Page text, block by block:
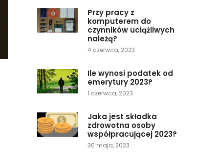
Przy pracy z
komputerem do
czynników uciążliwych
należą?
4 czerwca, 2023
Ile wynosi podatek od
emerytury 2023?
1 czerwca, 2023
Jaka jest składka
zdrowotna osoby
współpracującej 2023?
30 maja, 2023